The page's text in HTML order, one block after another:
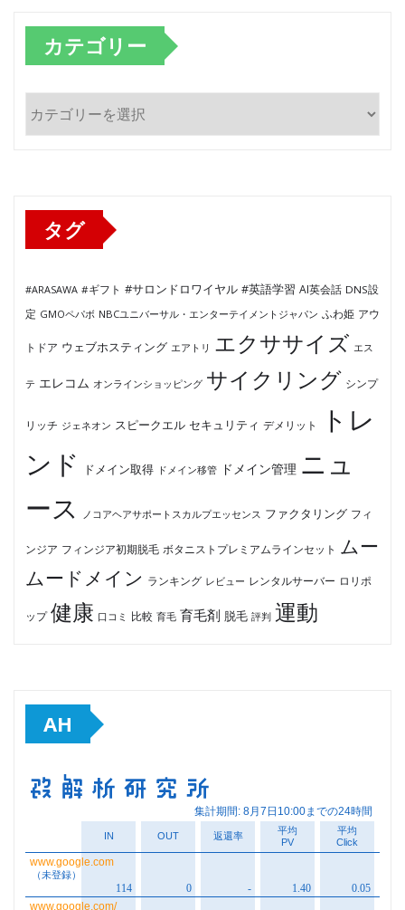
カテゴリー
テ
タグ
#ARASAWA #ギフト #サロンドロワイヤル #英語学習 AI英会話 DNS設
定 GMOペパボ NBCユニバーサル・エンターテイメントジャパン ふわ姫 アウ
トドア ウェブホスティング エアトリ エクササイズ エス
テ エレコム オンラインショッピング サイクリング シンプ
リッチ ジェネオン スピークエル セキュリティ デメリット
トレ
ンド
ドメイン取得 ドメイン移管 ドメイン管理 ニュ
ース
ノコアヘアサポートスカルプエッセンス ファクタリング フィ
ンジア フィンジア初期脱毛 ボタニストプレミアムラインセット ムー
ムードメイン ランキング レビュー レンタルサーバー ロリポ
ップ 健康 口コミ 比較 育毛 育毛剤 脱毛 評判 運動
AH